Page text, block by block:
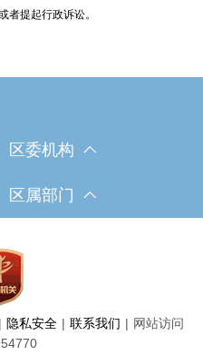
者提起行政诉讼。
区委机构
区属部门
| 隐私安全 | 联系我们 | 网站访问